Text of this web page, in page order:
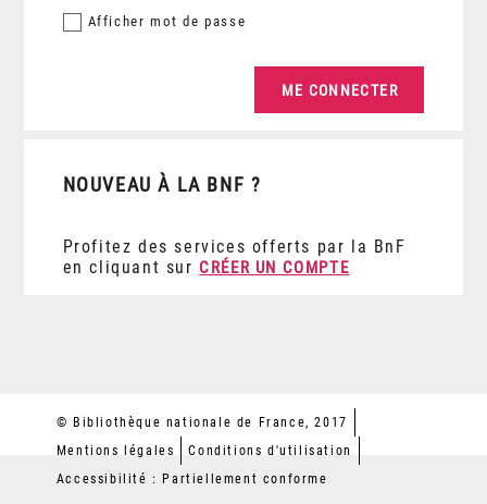
Afficher mot de passe
NOUVEAU À LA BNF ?
Profitez des services offerts par la BnF
en cliquant sur CRÉER UN COMPTE
© Bibliothèque nationale de France, 2017
Mentions légales
Conditions d'utilisation
Accessibilité : Partiellement conforme